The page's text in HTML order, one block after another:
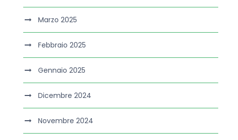
Marzo 2025
Febbraio 2025
Gennaio 2025
Dicembre 2024
Novembre 2024